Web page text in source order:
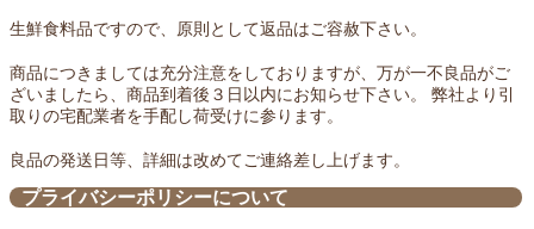
生鮮食料品ですので、原則として返品はご容赦下さい。
商品につきましては充分注意をしておりますが、万が一不良品がご
ざいましたら、商品到着後３日以内にお知らせ下さい。 弊社より引
取りの宅配業者を手配し荷受けに参ります。
良品の発送日等、詳細は改めてご連絡差し上げます。
プライバシーポリシーについて